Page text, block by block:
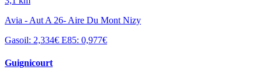
Avia - Aut A 26- Aire Du Mont Nizy
Gasoil: 2,334€ E85: 0,977€
Guignicourt